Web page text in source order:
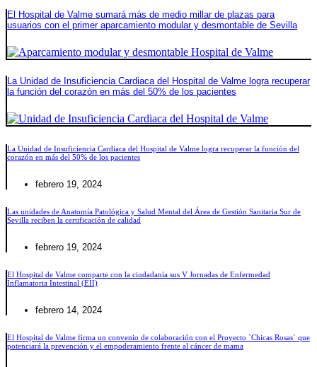
El Hospital de Valme sumará más de medio millar de plazas para
usuarios con el primer aparcamiento modular y desmontable de Sevilla
La Unidad de Insuficiencia Cardiaca del Hospital de Valme logra recuperar
la función del corazón en más del 50% de los pacientes
La Unidad de Insuficiencia Cardiaca del Hospital de Valme logra recuperar la función del
corazón en más del 50% de los pacientes
febrero 19, 2024
Las unidades de Anatomía Patológica y Salud Mental del Área de Gestión Sanitaria Sur de
Sevilla reciben la certificación de calidad
febrero 19, 2024
El Hospital de Valme comparte con la ciudadanía sus V Jornadas de Enfermedad
Inflamatoria Intestinal (EII)
febrero 14, 2024
El Hospital de Valme firma un convenio de colaboración con el Proyecto `Chicas Rosas´ que
potenciará la prevención y el empoderamiento frente al cáncer de mama